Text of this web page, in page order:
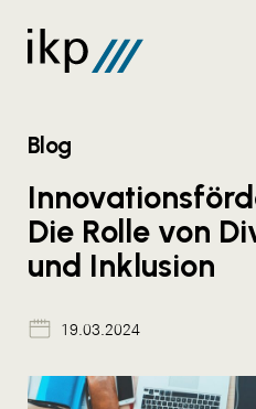
Blog
Die Rolle von
und Inklusion
19.03.2024